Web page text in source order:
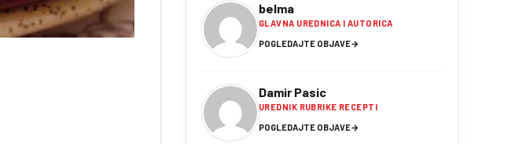
belma
GLAVNA UREDNICA I AUTORICA
POGLEDAJTE OBJAVE→
Damir Pasic
UREDNIK RUBRIKE RECEPTI
POGLEDAJTE OBJAVE→